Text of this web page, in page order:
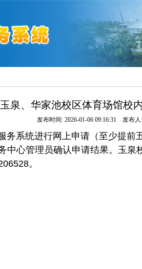
泉、华家池校区体育场馆校
发布时间: 2026-01-06 09:16:31 发布人
务系统进行网上申请（ 至少提前
中心管理员确认申请结果。玉泉
。